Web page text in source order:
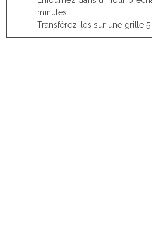
minutes.
Transférez-les sur une grille 5